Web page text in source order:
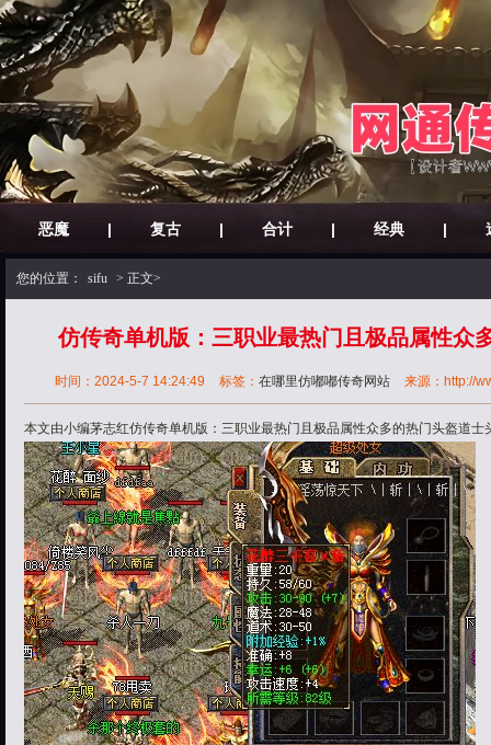
恶魔 | 复古 | 合计 | 经典 |
您的位置： sifu > 正文>
仿传奇单机版：三职业最热门且极品属性众
时间：2024-5-7 14:24:49 标签： 在哪里仿嘟嘟传奇网站 来源：http://
本文由小编茅志红仿传奇单机版：三职业最热门且极品属性众多的热门头盔道士